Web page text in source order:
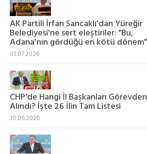
AK Partili İrfan Sancaklı'dan Yüreğir
Belediyesi'ne sert eleştiriler: "Bu,
Adana'nın gördüğü en kötü dönem"
03.07.2026
CHP'de Hangi İl Başkanları Görevden
Alındı? İşte 26 İlin Tam Listesi
30.06.2026